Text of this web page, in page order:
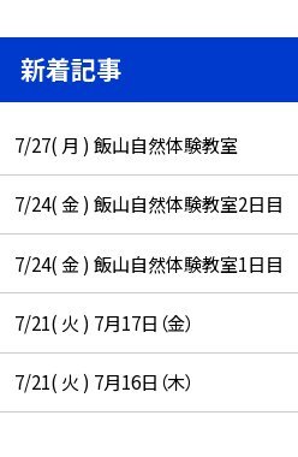
新着記事
7/27( 月 ) 飯山自然体験教室
7/24( 金 ) 飯山自然体験教室2日目
7/24( 金 ) 飯山自然体験教室1日目
7/21( 火 ) 7月17日（金）
7/21( 火 ) 7月16日（木）